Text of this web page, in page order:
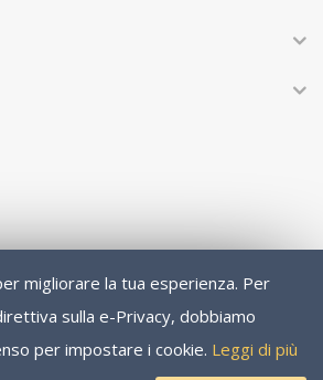
migliorare la tua esperienza. Per
sulla e-Privacy, dobbiamo
per impostare i cookie. Leggi di più